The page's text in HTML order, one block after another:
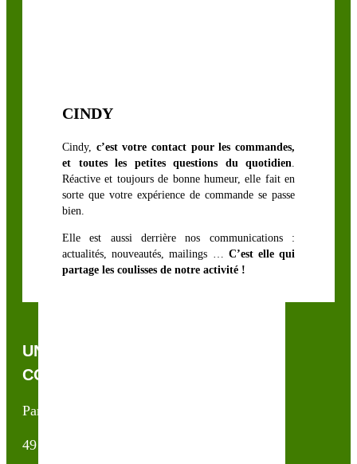
CINDY
Cindy, c’est votre contact pour les commandes,
et toutes les petites questions du quotidien
Réactive et toujours de bonne humeur, elle fait en
sorte que votre expérience de commande se passe
bien.
Elle est aussi derrière nos communications :
actualités, nouveautés, mailings … C’est elle qui
partage les coulisses de notre activité !
UNE QUESTION, UN CONSEIL ?
CONTACTEZ-NOUS !
Partner & Co SAS
49 avenue du Général de Gaulle